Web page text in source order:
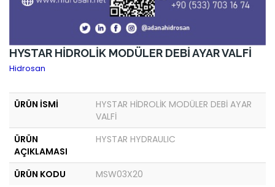
HYSTAR HİDROLİK MODÜLER DEBİ AYAR VALFİ
Hidrosan
ÜRÜN İSMİ
HYSTAR HİDROLİK MODÜLER DEBİ AYAR
VALFİ
ÜRÜN
AÇIKLAMASI
HYSTAR HYDRAULIC
ÜRÜN KODU MSW03X20